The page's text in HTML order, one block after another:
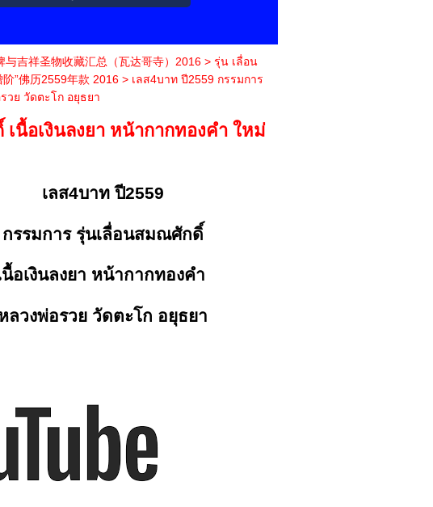
吉祥圣物收藏汇总（瓦达哥寺）2016> รุ่น เลื่อน
”佛历2559年款 2016> เลส4บาท ปี2559 กรรมการ
วย วัดตะโก อยุธยา
นื้อเงินลงยา หน้ากากทองคำ ใหม่
เลส4บาท ปี2559
กรรมการ รุ่นเลื่อนสมณศักดิ์
นื้อเงินลงยา หน้ากากทองคำ
ลวงพ่อรวย วัดตะโก อยุธยา